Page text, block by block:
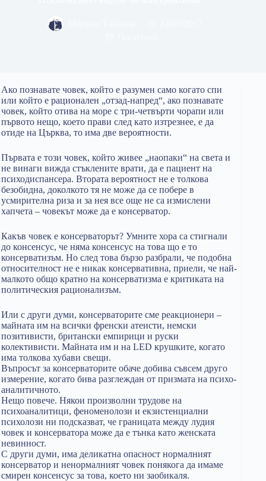
Ако познавате човек, който е разумен само когато спи
или който е рационален „отзад-напред“, ако познавате
човек, който отива на море с три-четвърти чорапи или
първото нещо, което прави след като изтрезнее, е да
отиде на Църква, то има две вероятности.
Първата е този човек, който живее „наопаки“ на света и
не винаги вижда стъклените врати, да е пациент на
психодиспансера. Втората вероятност не е толкова
безобидна, доколкото тя не може да се побере в
усмирителна риза и за нея все още не са измислени
хапчета – човекът може да е консерватор.
Какъв човек е консерваторът? Умните хора са стигнали
до консенсус, че няма консенсус на това що е то
консерватизъм. Но след това бързо разбрали, че подобна
относителност не е никак консервативна, приели, че най-
малкото общо кратно на консерватизма е критиката на
политическия рационализъм.
Или с други думи, консерваторите сме реакционери –
майната им на всички френски атеисти, немски
позитивисти, британски емпирици и руски
колективисти. Майната им и на LED крушките, когато
има толкова хубави свещи.
Въпросът за консерваторите обаче добива съвсем друго
измерение, когато бива разглеждан от призмата на психо-
аналитичното.
Нещо повече. Някои произволни трудове на
психоаналитици, феноменолози и екзистенциални
психолози ни подсказват, че границата между лудия
човек и консерватора може да е тънка като женската
невинност.
С други думи, има деликатна опасност нормалният
консерватор и ненормалният човек понякога да имаме
смирен консенсус за това, което ни заобикаля.